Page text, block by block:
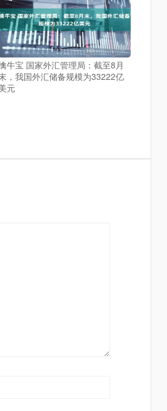
牛宝 国家外汇管理局：截至8月
，我国外汇储备规模为33222亿
元